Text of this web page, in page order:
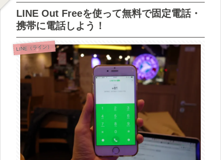
LINE Out Freeを使って無料で固定電話・
携帯に電話しよう！
LINE（ライン）